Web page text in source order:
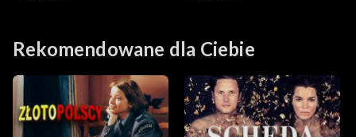
Rekomendowane dla Ciebie